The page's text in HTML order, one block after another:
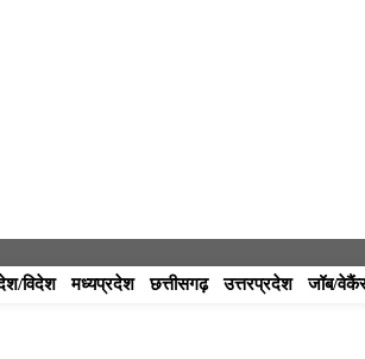
विदेश मध्यप्रदेश छत्तीसगढ़ उत्तरप्रदेश जॉब/